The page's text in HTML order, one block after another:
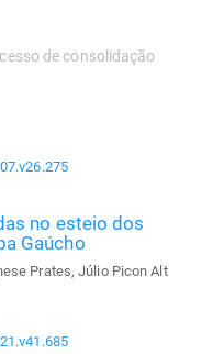
de consolidação
no esteio dos
Gaúcho
Prates, Júlio Picon Alt